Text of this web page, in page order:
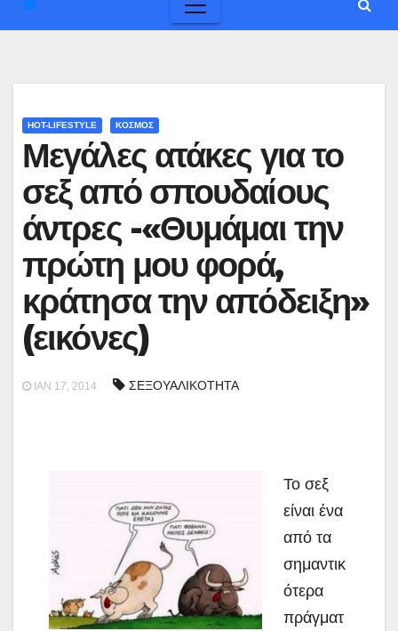
HOT-LIFESTYLE ΚΟΣΜΟΣ
Μεγάλες ατάκες για το
σεξ από σπουδαίους
άντρες -«Θυμάμαι την
πρώτη μου φορά,
κράτησα την απόδειξη»
(εικόνες)
ΙΑΝ 17, 2014 ΣΕΞΟΥΑΛΙΚΟΤΗΤΑ
Το σεξ
είναι ένα
από τα
σημαντικ
ότερα
πράγματ